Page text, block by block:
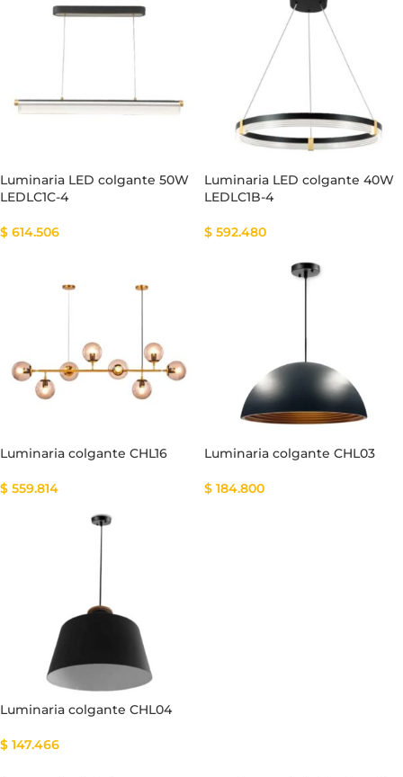
Luminaria LED colgante 50W
LEDLC1C-4
$ 614.506
Luminaria LED colgante 40W
LEDLC1B-4
$ 592.480
Luminaria colgante CHL16
$ 559.814
Luminaria colgante CHL03
$ 184.800
Luminaria colgante CHL04
$ 147.466